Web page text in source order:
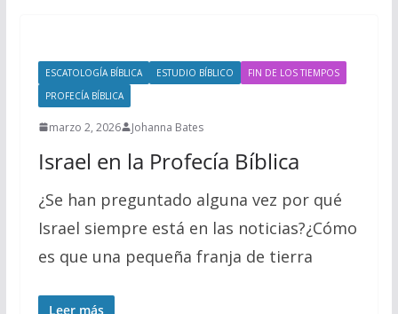
ESCATOLOGÍA BÍBLICA ESTUDIO BÍBLICO
FIN DE LOS TIEMPOS
PROFECÍA BÍBLICA
marzo 2, 2026 Johanna Bates
Israel en la Profecía Bíblica
¿Se han preguntado alguna vez por qué
Israel siempre está en las noticias?¿Cómo
es que una pequeña franja de tierra
Leer más